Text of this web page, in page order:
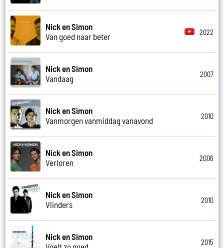
Nick en Simon
Van goed naar beter
2022
Nick en Simon
Vandaag
2007
Nick en Simon
Vanmorgen vanmiddag vanavond
2010
Nick en Simon
Verloren
2006
Nick en Simon
Vlinders
2010
Nick en Simon
2015